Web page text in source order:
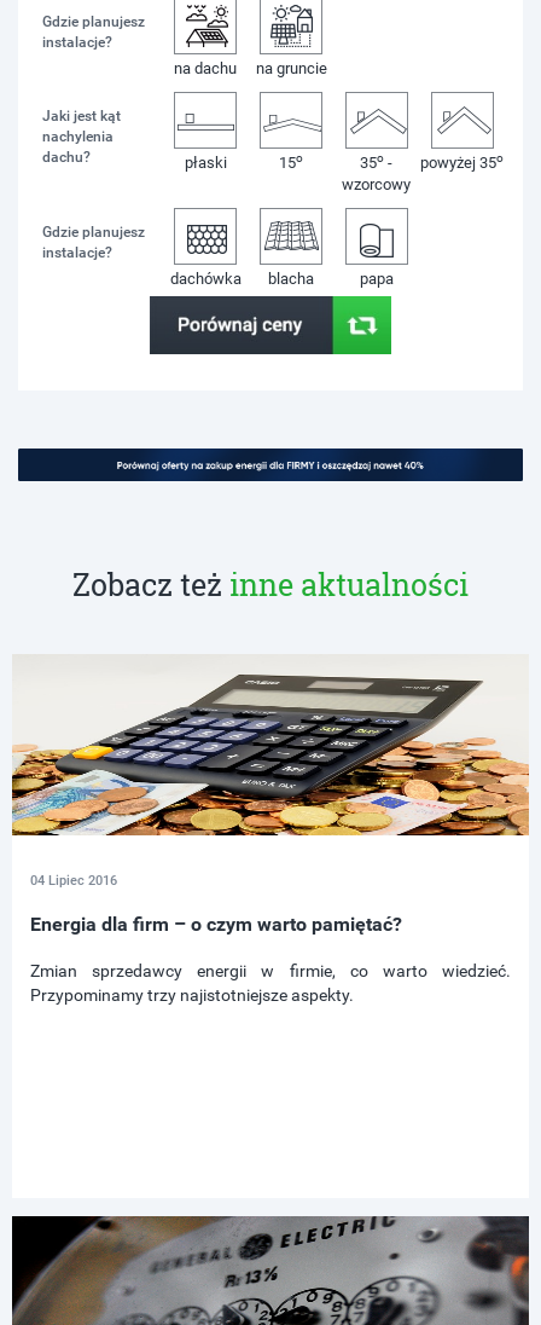
Gdzie planujesz
instalacje?
na dachu na gruncie
Jaki jest kąt
nachylenia
dachu?
płaski 15o 35o -
wzorcowy
powyżej 35o
Gdzie planujesz
instalacje?
dachówka blacha papa
Zobacz też inne aktualności
04 Lipiec 2016
Energia dla firm – o czym warto pamiętać?
Zmian sprzedawcy energii w firmie, co warto wiedzieć.
Przypominamy trzy najistotniejsze aspekty.